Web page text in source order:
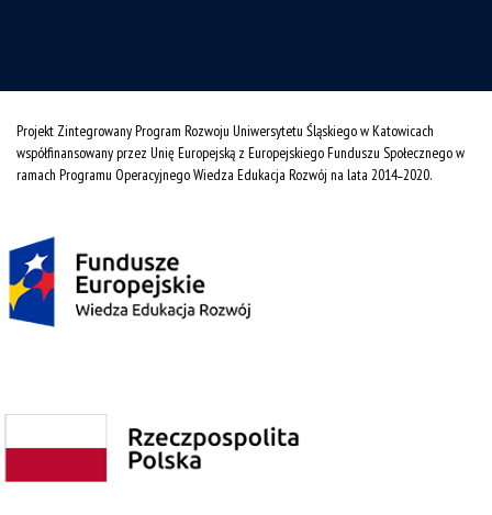
Projekt Zintegrowany Program Rozwoju Uniwersytetu Śląskiego w Katowicach
współfinansowany przez Unię Europejską z Europejskiego Funduszu Społecznego w
ramach Programu Operacyjnego Wiedza Edukacja Rozwój na lata 2014˗2020.